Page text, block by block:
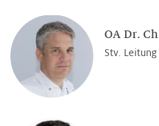
OA Dr.
Stv.